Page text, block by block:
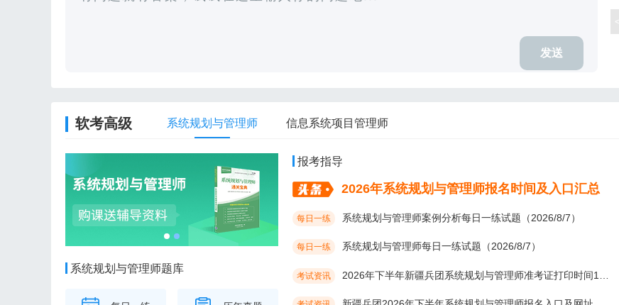
发送
<
软考高级 系统规划与管理师 信息系统项目管理师
系统规划与管理师题库
报考指导
2026年系统规划与管理师报名时间及入口汇总
每日一练 系统规划与管理师案例分析每日一练试题（2026/8/7）
每日一练 系统规划与管理师每日一练试题（2026/8/7）
考试资讯